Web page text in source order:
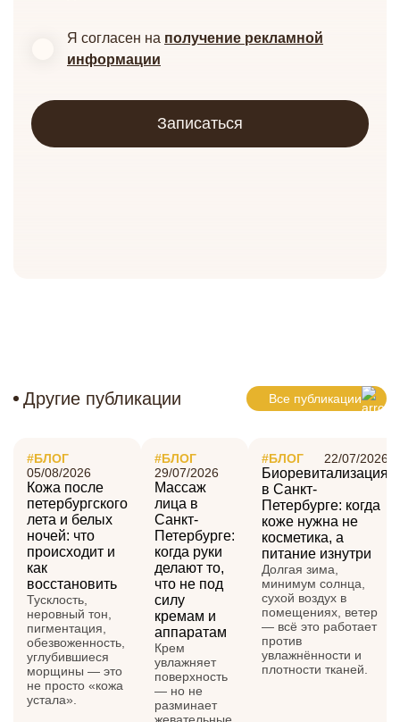
Я согласен на получение рекламной
информации
Другие публикации Все публикации
#БЛОГ
05/08/2026
Кожа после
петербургского
лета и белых
ночей: что
происходит и
как
восстановить
Тусклость,
неровный тон,
пигментация,
обезвоженность,
углубившиеся
морщины — это
не просто «кожа
устала».
#БЛОГ
29/07/2026
Массаж
лица в
Санкт-
Петербурге:
когда руки
делают то,
что не под
силу
кремам и
аппаратам
Крем
увлажняет
поверхность
— но не
разминает
#БЛОГ 22/07/2026
Биоревитализация
в Санкт-
Петербурге: когда
коже нужна не
косметика, а
питание изнутри
Долгая зима,
минимум солнца,
сухой воздух в
помещениях, ветер
— всё это работает
против
увлажнённости и
плотности тканей.